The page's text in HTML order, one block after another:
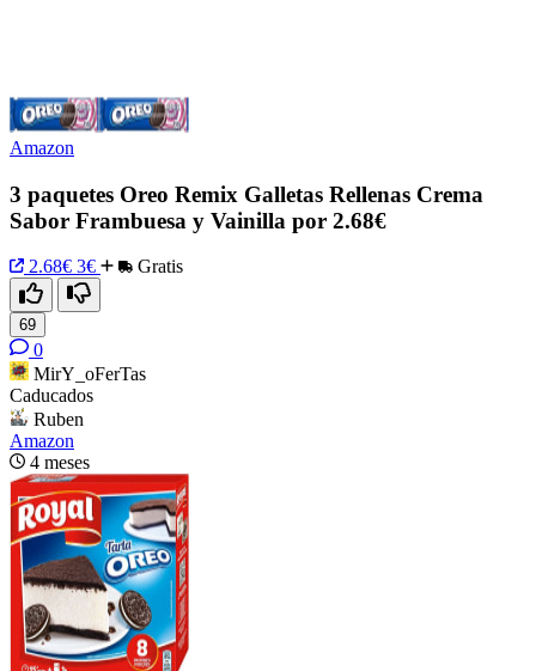
Amazon
3 paquetes Oreo Remix Galletas Rellenas Crema
Sabor Frambuesa y Vainilla por 2.68€
2.68€ 3€ Gratis
69
0
MirY_oFerTas
Caducados
Ruben
Amazon
4 meses